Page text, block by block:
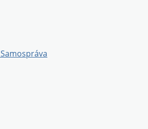
Samospráva